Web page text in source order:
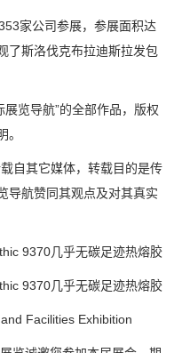
家公司参展，参展面积达
了斯洛伐克布拉迪斯拉发包
览导航”的全部作品，版权
其它媒体，转载目的是传
导航赞同其观点及对其真实
9370几乎无碳足迹热熔胶
9370几乎无碳足迹热熔胶
Facilities Exhibition